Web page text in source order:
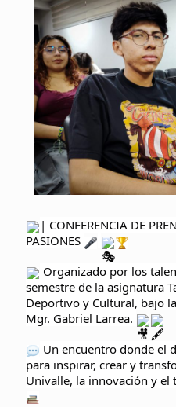
| CONFERENCIA DE
PASIONES
Organizado por los
semestre de la asignatura
Deportivo y Cultural, bajo
Mgr. Gabriel Larrea.
Un encuentro donde el
para inspirar, crear y
Univalle, la innovación y el